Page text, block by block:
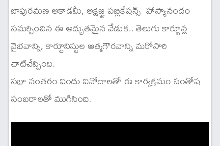
బాపురమణ అకాడమీ, అక్షజ్ఞ పబ్లికేషన్స్ హాస్యానందం
సమర్పించిన ఈ అద్భుతమైన వేడుక.. తెలుగు కార్టూన్ల
వైభవాన్ని, కార్టూనిస్టుల ఆత్మగౌరవాన్ని మరోసారి
చాటిచేప్పింది.
సభా నంతరం విందు వినోదాలతో ఈ కార్యక్రమం సంతోష
సంబరాలతో ముగిసింది.